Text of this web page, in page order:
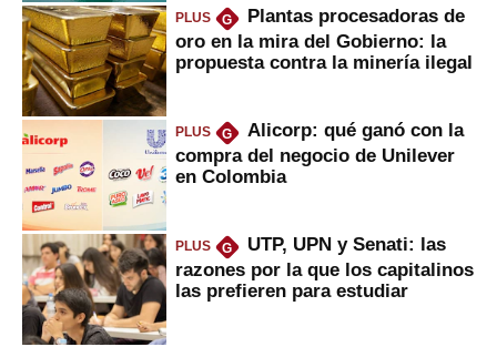
PLUS G
Plantas procesadoras de
oro en la mira del Gobierno: la
propuesta contra la minería ilegal
PLUS G
Alicorp: qué ganó con la
compra del negocio de Unilever
en Colombia
PLUS G
UTP, UPN y Senati: las
razones por la que los capitalinos
las prefieren para estudiar